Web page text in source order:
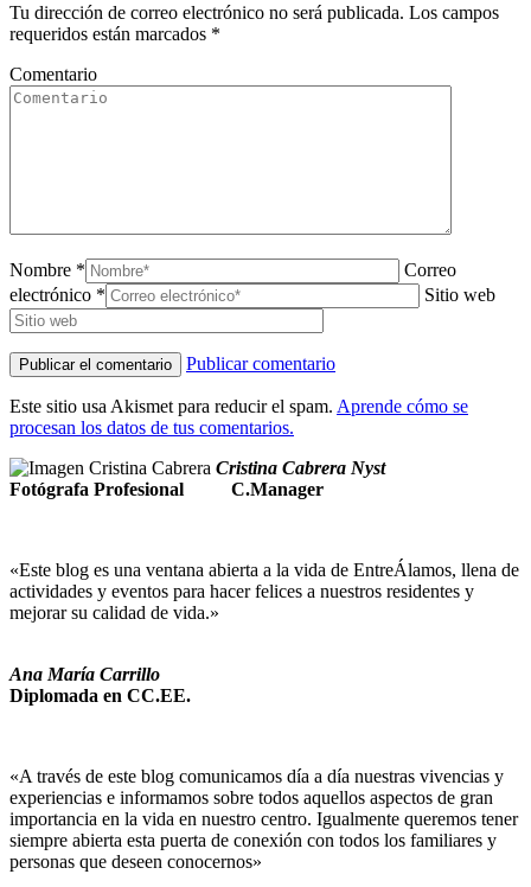
Tu dirección de correo electrónico no será publicada. Los campos
requeridos están marcados *
Comentario
Nombre *
Correo
electrónico *
Sitio web
Publicar comentario
Este sitio usa Akismet para reducir el spam. Aprende cómo se
procesan los datos de tus comentarios.
Cristina Cabrera Nyst
Fotógrafa Profesional
C.Manager
«Este blog es una ventana abierta a la vida de EntreÁlamos, llena de
actividades y eventos para hacer felices a nuestros residentes y
mejorar su calidad de vida.»
Ana María Carrillo
Diplomada en CC.EE.
«A través de este blog comunicamos día a día nuestras vivencias y
experiencias e informamos sobre todos aquellos aspectos de gran
importancia en la vida en nuestro centro. Igualmente queremos tener
siempre abierta esta puerta de conexión con todos los familiares y
personas que deseen conocernos»